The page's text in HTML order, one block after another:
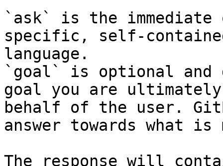
`ask` is the
specific, self-
language.
`goal` is optional and
goal you are
behalf of the user.
answer towards what
The response will